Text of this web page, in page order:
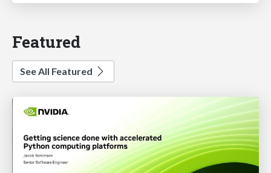
Featured
See All Featured